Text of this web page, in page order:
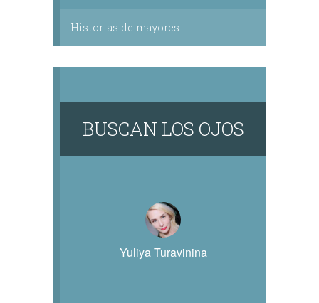
Historias de mayores
BUSCAN LOS OJOS
Yuliya Turavinina